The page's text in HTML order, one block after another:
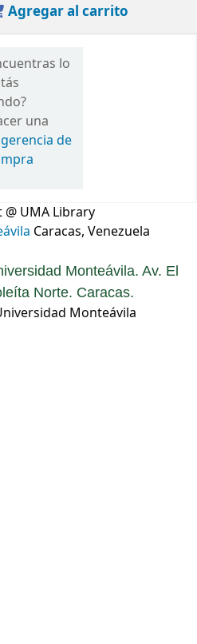
Agregar al carrito
lo
una
de
UMA Library
Caracas, Venezuela
Monteávila. Av. El
Norte. Caracas.
Monteávila